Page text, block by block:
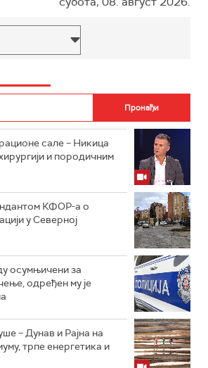
сале – Никица
и породичним
КФОР-а о
у Северној
осумњичени за
одређен му је
– Дунав и Рајна на
трпе енергетика и